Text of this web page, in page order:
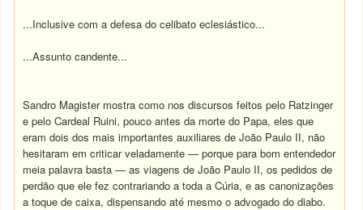
...Inclusive com a defesa do celibato eclesiástico...
...Assunto candente...
Sandro Magister mostra como nos discursos feitos pelo Ratzinger
e pelo Cardeal Ruini, pouco antes da morte do Papa, eles que
eram dois dos mais importantes auxiliares de João Paulo II, não
hesitaram em criticar veladamente — porque para bom entendedor
meia palavra basta — as viagens de João Paulo II, os pedidos de
perdão que ele fez contrariando a toda a Cúria, e as canonizações
a toque de caixa, dispensando até mesmo o advogado do diabo.